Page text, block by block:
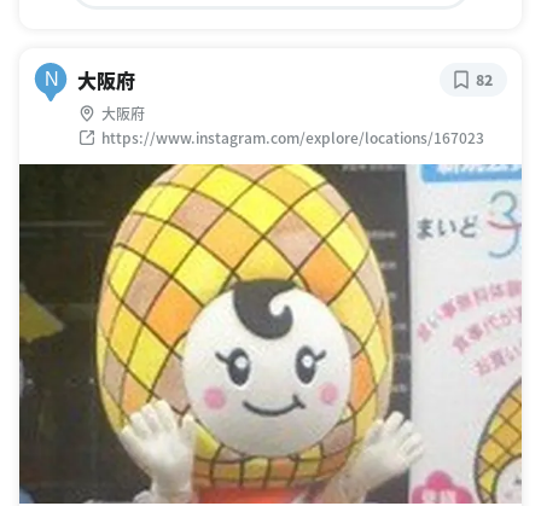
N 大阪府
大阪府
https://www.instagram.com/explore/locations/167023
82